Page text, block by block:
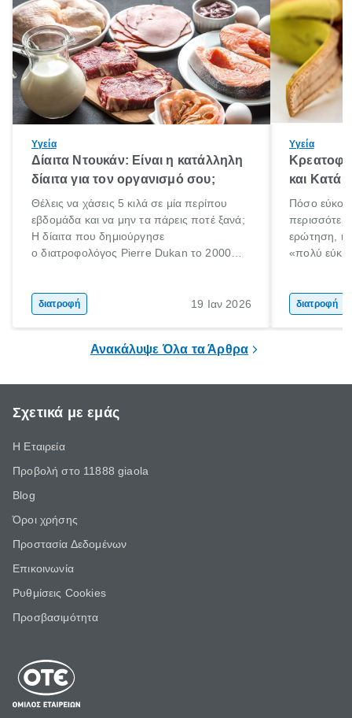
Υγεία
Δίαιτα Ντουκάν: Είναι η κατάλληλη
δίαιτα για τον οργανισμό σου;
Θέλεις να χάσεις 5 κιλά σε μία περίπου
εβδομάδα και να μην τα πάρεις ποτέ ξανά;
Η δίαιτα που δημιούργησε
ο διατροφολόγος Pierre Dukan το 2000
δημητριακά ολικής άλεσης, άφθονο νερό,
και ένας ημερήσιος περίπατος 20 λεπτών
διατροφή 19 Ιαν 2026
Υγεία
και Κατά
Πόσο
ερώτηση, η
«πολύ
ακόμα
γιατί θα
διατροφή
Ανακάλυψε Όλα τα Άρθρα
Σχετικά με εμάς
Η Εταιρεία
Προβολή στο 11888 giaola
Blog
Όροι χρήσης
Προστασία Δεδομένων
Επικοινωνία
Ρυθμίσεις Cookies
Προσβασιμότητα